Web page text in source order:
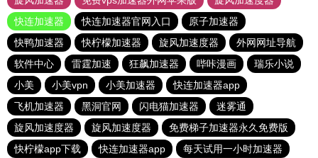
快连加速器
快连加速器官网入口
原子加速器
快鸭加速器
快柠檬加速器 旋风加速度器
外网网址导航
软件中心
雷霆加速 狂飙加速器 哔咔漫画
瑞乐小说
小美
小美vpn 小美加速器
快连加速器app
飞机加速器
黑洞官网 闪电猫加速器
迷雾通
旋风加速度器
旋风加速度器
免费梯子加速器永久免费版
快柠檬app下载
快连加速器app
每天试用一小时加速器